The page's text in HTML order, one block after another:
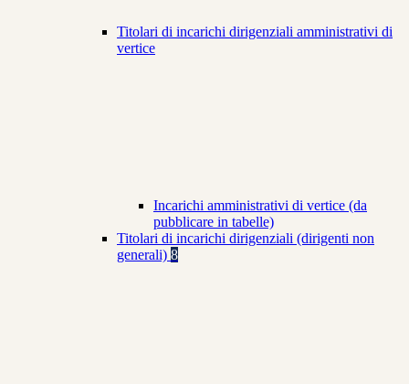
Titolari di incarichi dirigenziali amministrativi di
vertice
Incarichi amministrativi di vertice (da
pubblicare in tabelle)
Titolari di incarichi dirigenziali (dirigenti non
generali) 8